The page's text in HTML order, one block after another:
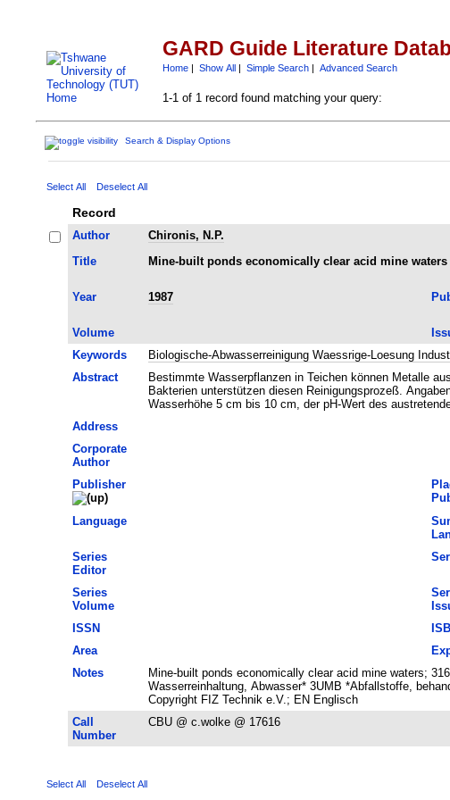
GARD Guide Literature
Home| Show All| Simple Search| Advanced Search
1-1 of 1 record found matching your query:
Search & Display Options
Select All Deselect All
Record
Author
Chironis, N.P.
Title
Mine-built ponds economically clear acid mine waters
Year
1987
Volume
Keywords
Biologische-Abwasserreinigung Waessrige-Loesung
Abstract
Bestimmte Wasserpflanzen in Teichen können Metalle
Bakterien unterstützen diesen Reinigungsprozeß.
Wasserhöhe 5 cm bis 10 cm, der pH-Wert des
Address
Corporate
Author
Publisher
Language
Series
Editor
Series
Volume
ISSN
Area
Notes
Mine-built ponds economically clear acid mine waters;
Wasserreinhaltung, Abwasser* 3UMB *Abfallstoffe,
Copyright FIZ Technik e.V.; EN Englisch
Call
Number
CBU @ c.wolke @ 17616
Select All Deselect All